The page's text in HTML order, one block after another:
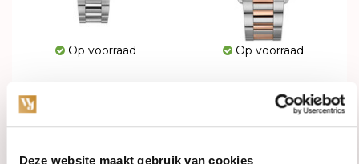
Deze website maakt gebruik van cookies
Op voorraad Op voorraad
Automatic 36mm
WBN2350.BD0000